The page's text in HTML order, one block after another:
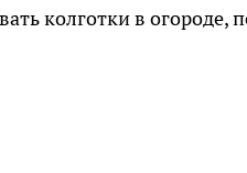
колготки в огороде,